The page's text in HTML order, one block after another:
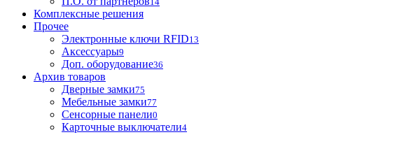
Комплексные решения
Прочее
Электронные ключи RFID13
Аксессуары9
Доп. оборудование36
Архив товаров
Дверные замки75
Мебельные замки77
Сенсорные панели0
Карточные выключатели4